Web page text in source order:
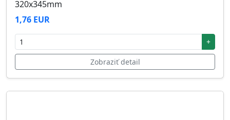
320x345mm
1,76 EUR
+
Zobraziť detail